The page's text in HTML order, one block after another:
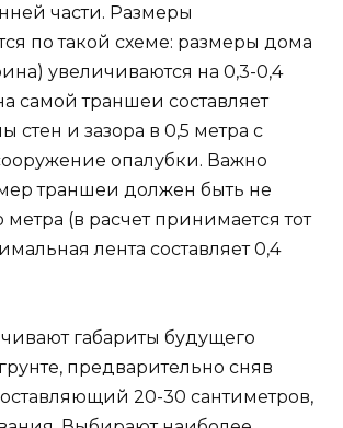
части. Размеры
по такой схеме: размеры дома
увеличиваются на 0,3-0,4
самой траншеи составляет
и зазора в 0,5 метра с
опалубки. Важно
траншеи должен быть не
(в расчет принимается тот
лента составляет 0,4
габариты будущего
предварительно сняв
20-30 сантиметров,